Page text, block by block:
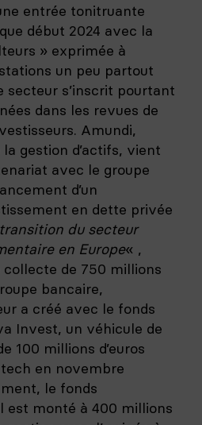
entrée tonitruante
début 2024 avec la
» exprimée à
un peu partout
secteur s’inscrit pourtant
dans les revues de
Amundi,
gestion d’actifs, vient
avec le groupe
d’un
en dette privée
du secteur
en Europe« ,
de 750 millions
bancaire,
a créé avec le fonds
Invest, un véhicule de
100 millions d’euros
tech en novembre
le fonds
est monté à 400 millions